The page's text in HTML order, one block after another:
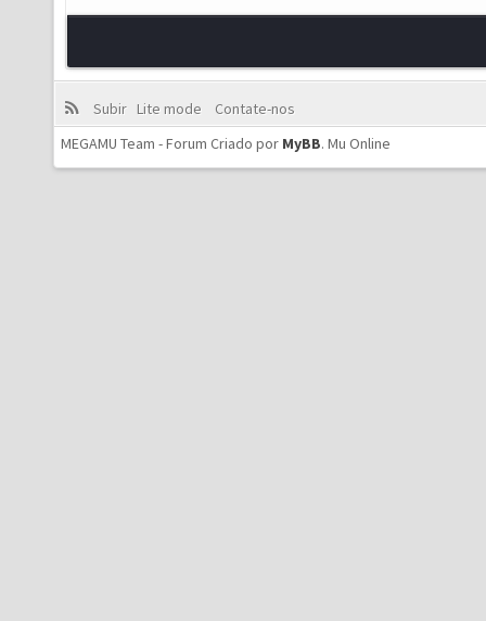
Subir Lite mode
Contate-nos
MEGAMU Team - Forum Criado por MyBB. Mu Online